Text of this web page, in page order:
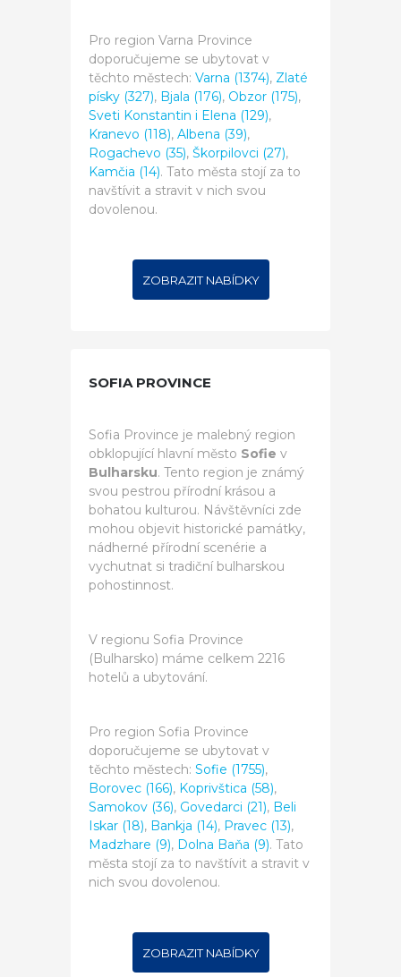
Pro region Varna Province
doporučujeme se ubytovat v
těchto městech: Varna (1374), Zlaté
písky (327), Bjala (176), Obzor (175),
Sveti Konstantin i Elena (129),
Kranevo (118), Albena (39),
Rogachevo (35), Škorpilovci (27),
Kamčia (14). Tato města stojí za to
navštívit a stravit v nich svou
dovolenou.
ZOBRAZIT NABÍDKY
SOFIA PROVINCE
Sofia Province je malebný region
obklopující hlavní město Sofie v
Bulharsku. Tento region je známý
svou pestrou přírodní krásou a
bohatou kulturou. Návštěvníci zde
mohou objevit historické památky,
nádherné přírodní scenérie a
vychutnat si tradiční bulharskou
pohostinnost.
V regionu Sofia Province
(Bulharsko) máme celkem 2216
hotelů a ubytování.
Pro region Sofia Province
doporučujeme se ubytovat v
těchto městech: Sofie (1755),
Borovec (166), Koprivštica (58),
Samokov (36), Govedarci (21), Beli
Iskar (18), Bankja (14), Pravec (13),
Madzhare (9), Dolna Baňa (9). Tato
města stojí za to navštívit a stravit v
nich svou dovolenou.
ZOBRAZIT NABÍDKY